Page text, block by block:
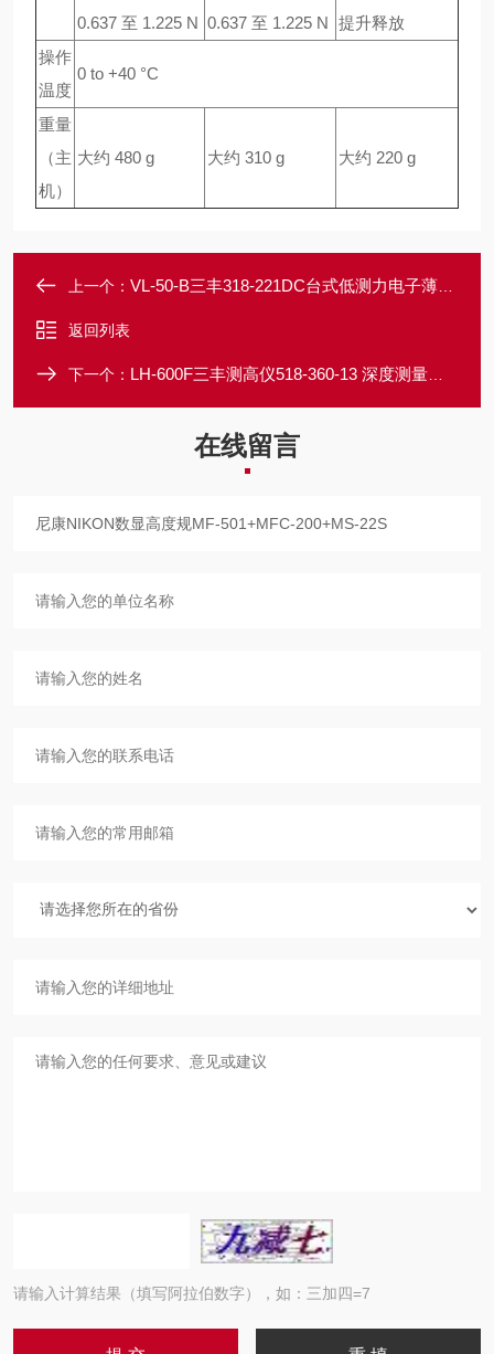
0.637 至 1.225 N 0.637 至 1.225 N 提升释放
操作
温度
0 to +40 °C
重量
（主
机）
大约 480 g 大约 310 g 大约 220 g
上一个： VL-50-B三丰318-221DC台式低测力电子薄膜测厚仪
返回列表
下一个： LH-600F三丰测高仪518-360-13 深度测量好帮手
在线留言
请输入计算结果（填写阿拉伯数字），如：三加四=7